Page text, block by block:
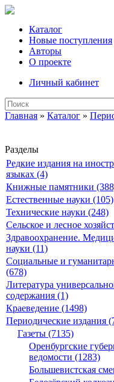
Каталог
Новые поступления
Авторы
О проекте
Личный кабинет
Главная » Каталог »
Разделы
Редкие издания на
языках (4)
Книжные памятники
Естественные науки (105)
Технические науки (248)
Сельское и лесное
Здравоохранение.
науки (11)
Социальные и
(678)
Литература
содержания (1)
Краеведение (1498)
Периодические издания
Газеты (7135)
Оренбургские
ведомости (1283)
Большевистская